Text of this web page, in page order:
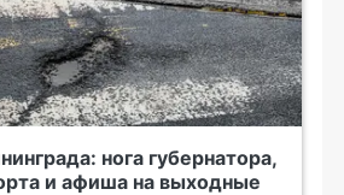
нога губернатора,
и афиша на выходные